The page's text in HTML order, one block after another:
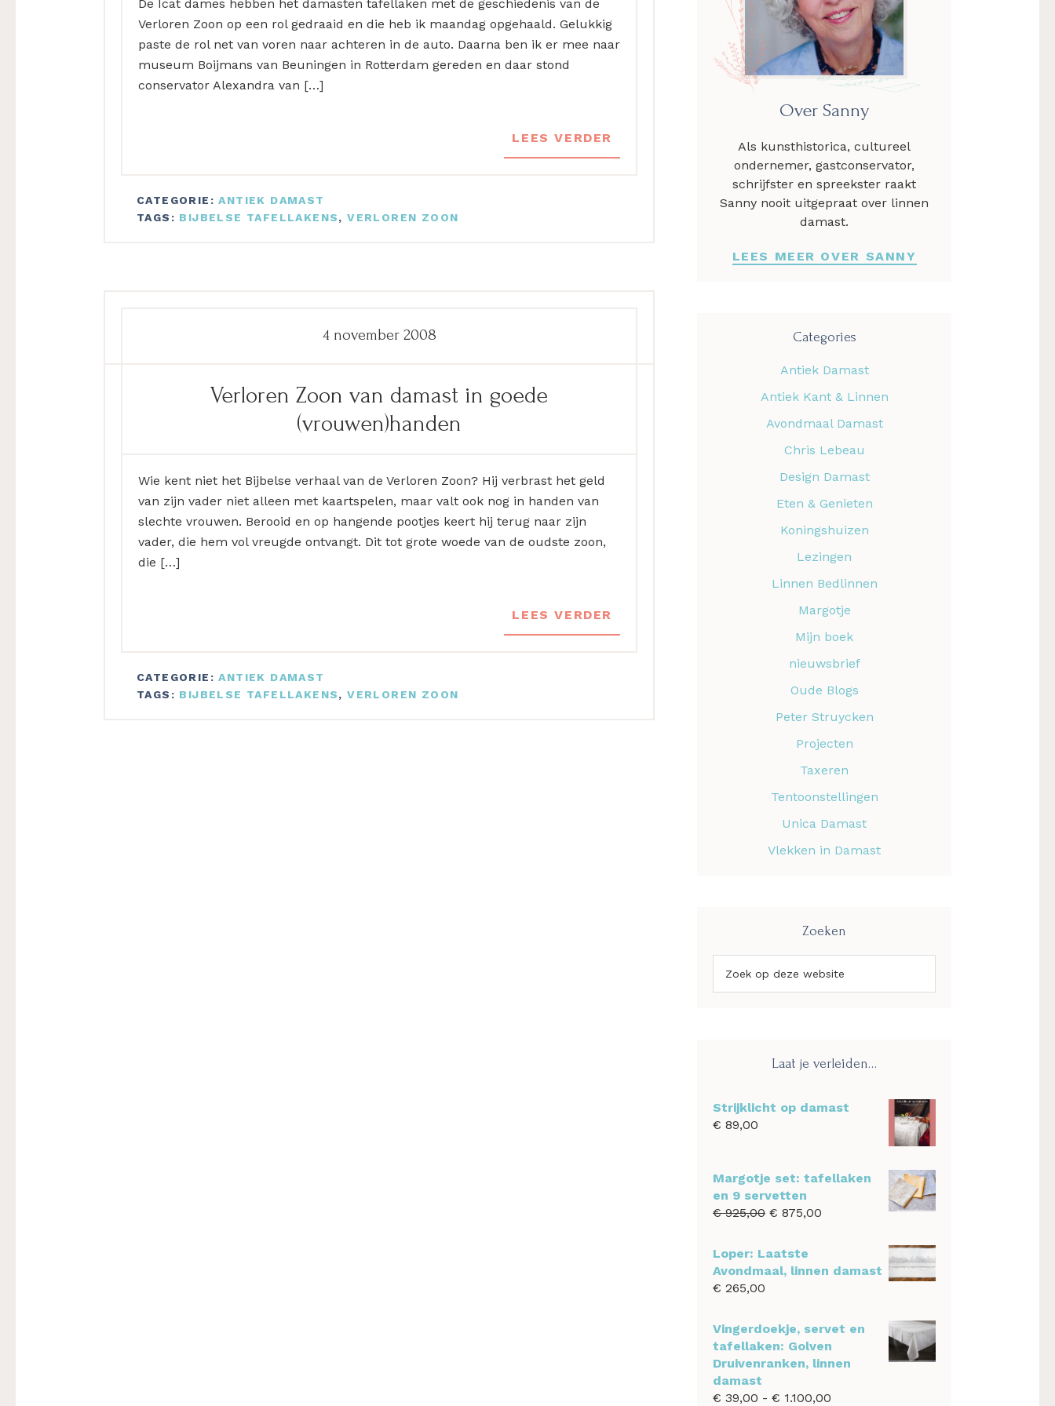
De Icat dames hebben het damasten tafellaken met de geschiedenis van de
Verloren Zoon op een rol gedraaid en die heb ik maandag opgehaald. Gelukkig
paste de rol net van voren naar achteren in de auto. Daarna ben ik er mee naar
museum Boijmans van Beuningen in Rotterdam gereden en daar stond
conservator Alexandra van […]
LEES VERDER
CATEGORIE:ANTIEK DAMAST
TAGS: BIJBELSE TAFELLAKENS,VERLOREN ZOON
Verloren Zoon van damast in goede
(vrouwen)handen
4 november 2008
Wie kent niet het Bijbelse verhaal van de Verloren Zoon? Hij verbrast het geld
van zijn vader niet alleen met kaartspelen, maar valt ook nog in handen van
slechte vrouwen. Berooid en op hangende pootjes keert hij terug naar zijn
vader, die hem vol vreugde ontvangt. Dit tot grote woede van de oudste zoon,
die […]
LEES VERDER
CATEGORIE:ANTIEK DAMAST
TAGS: BIJBELSE TAFELLAKENS,VERLOREN ZOON
Over Sanny
Als kunsthistorica, cultureel
ondernemer, gastconservator,
schrijfster en spreekster raakt
Sanny nooit uitgepraat over linnen
damast.
LEES MEER OVER SANNY
Categories
Antiek Damast
Antiek Kant & Linnen
Avondmaal Damast
Chris Lebeau
Design Damast
Eten & Genieten
Koningshuizen
Lezingen
Linnen Bedlinnen
Margotje
Mijn boek
nieuwsbrief
Oude Blogs
Peter Struycken
Projecten
Taxeren
Tentoonstellingen
Unica Damast
Vlekken in Damast
Zoeken
op
Laat je verleiden…
Strijklicht op damast
€ 89,00
Margotje set: tafellaken
en 9 servetten
€925,00 Oorspronkelijke
was:
€ 925,00.
€ 875,00
€ 875,00.
Loper: Laatste
Avondmaal, linnen damast
€ 265,00
Vingerdoekje, servet en
tafellaken: Golven
Druivenranken, linnen
damast
€ 39,00 - € 1.100,00